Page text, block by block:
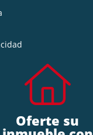
Oferte su